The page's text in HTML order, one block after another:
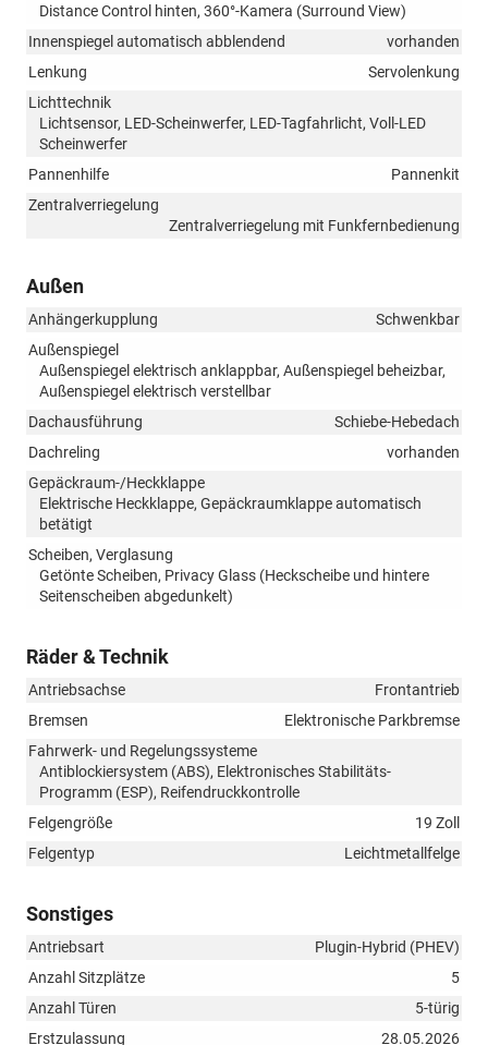
Distance Control hinten, 360°-Kamera (Surround View)
Innenspiegel automatisch abblendend
vorhanden
Lenkung
Servolenkung
Lichttechnik
Lichtsensor, LED-Scheinwerfer, LED-Tagfahrlicht, Voll-LED
Scheinwerfer
Pannenhilfe
Pannenkit
Zentralverriegelung
Zentralverriegelung mit Funkfernbedienung
Außen
Anhängerkupplung
Schwenkbar
Außenspiegel
Außenspiegel elektrisch anklappbar, Außenspiegel beheizbar,
Außenspiegel elektrisch verstellbar
Dachausführung
Schiebe-Hebedach
Dachreling
vorhanden
Gepäckraum-/Heckklappe
Elektrische Heckklappe, Gepäckraumklappe automatisch
betätigt
Scheiben, Verglasung
Getönte Scheiben, Privacy Glass (Heckscheibe und hintere
Seitenscheiben abgedunkelt)
Räder & Technik
Antriebsachse
Frontantrieb
Bremsen
Elektronische Parkbremse
Fahrwerk- und Regelungssysteme
Antiblockiersystem (ABS), Elektronisches Stabilitäts-
Programm (ESP), Reifendruckkontrolle
Felgengröße
19 Zoll
Felgentyp
Leichtmetallfelge
Sonstiges
Antriebsart
Plugin-Hybrid (PHEV)
Anzahl Sitzplätze
5
Anzahl Türen
5-türig
Erstzulassung
28.05.2026